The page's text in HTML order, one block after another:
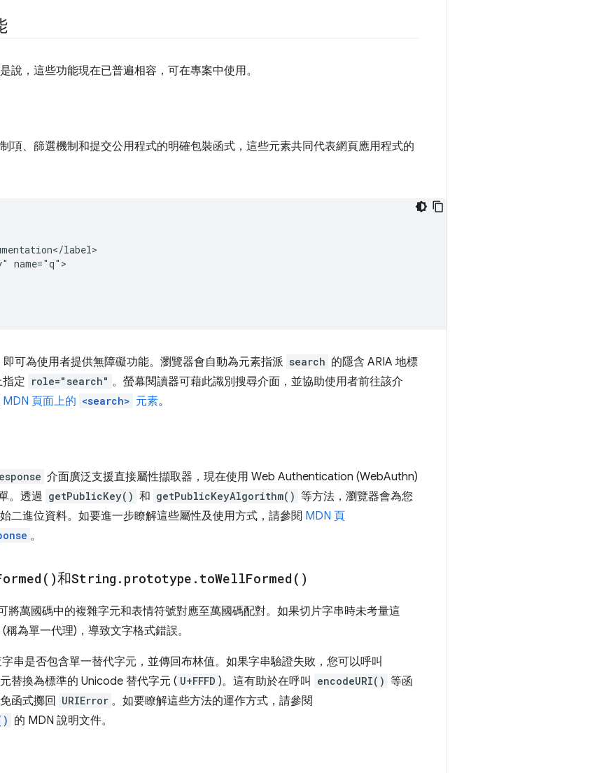
說，這些功能現在已普遍相容，可在專案中使用。
項、篩選機制和提交公用程式的明確包裝函式，這些元素共同代表網頁應用程式的
label>
name="q">
即可為使用者提供無障礙功能。瀏覽器會自動為元素指派 search 的隱含 ARIA 地標
指定 role="search" 。螢幕閱讀器可藉此識別搜尋介面，並協助使用者前往該介
MDN 頁面上的 <search> 元素。
介面廣泛支援直接屬性擷取器，現在使用 Web Authentication (WebAuthn)
。透過 getPublicKey() 和 getPublicKeyAlgorithm() 等方法，瀏覽器會為您
二進位資料。如要進一步瞭解這些屬性及使用方式，請參閱 MDN 頁
。
)和String . prototype . toWellFormed( )
將萬國碼中的複雜字元和表情符號對應至萬國碼配對。如果切片字串時未考量這
為單一代理)，導致文字格式錯誤。
串是否包含單一替代字元，並傳回布林值。如果字串驗證失敗，您可以呼叫
替換為標準的 Unicode 替代字元 ( U+FFFD )。這有助於在呼叫 encodeURI() 等函
函式擲回
URIError 。如要瞭解這些方法的運作方式，請參閱
的 MDN 說明文件。